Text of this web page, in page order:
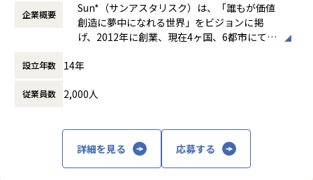
【仕事の魅力】
・当社ベトナム拠点にはハノイ工科大学の卒業生を中心とし
た1000名以上の優秀なエンジニアが在籍しており、日本国内
ではCTO経験者を10名程度擁しています。エンジニアリン
グ・リソースの豊富さと、優秀なエンジニアに選ばれる環境
であることがSun Asteriskの魅力です。
・サービスを作りあげるためにはビジネス・テック・クリエ
く適切に融合される必要があると私たちは考えています。ト
ップダウンではなく各分野のプロフェッショナルなメンバー
休憩時間： 60分
企業概要
Sun*（サンアスタリスク）は、「誰もが価値
創造に夢中になれる世界」をビジョンに掲
げ、2012年に創業、現在4ヶ国、6都市にて1
籍するデジタル・クリエイティブスタジオで
め、「クリエイティブ & エンジニアリング」
と「タレントプラットフォーム」の2つのサ
ービスラインを提供し、創業より300をこえ
設立年数 14年
従業員数 2,000人
詳細を見る 応募する